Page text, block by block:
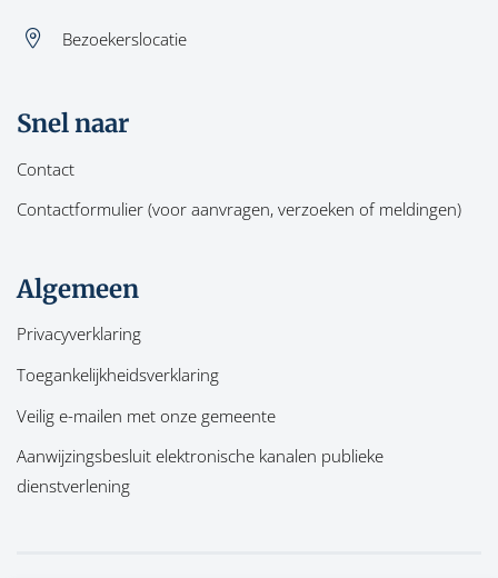
Bezoekerslocatie
Snel naar
Contact
Contactformulier (voor aanvragen, verzoeken of meldingen)
Algemeen
Privacyverklaring
Toegankelijkheidsverklaring
Veilig e-mailen met onze gemeente
Aanwijzingsbesluit elektronische kanalen publieke
dienstverlening